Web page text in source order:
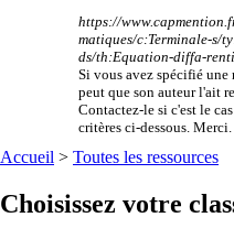
https://
matiques/c:Terminale-s/
ds/th:Equation-diffa-
Si vous avez spécifié une
peut que son auteur l'ait
Contactez-le si c'est le
critères ci-dessous. Merci.
Accueil > Toutes les ressources
Choisissez votre